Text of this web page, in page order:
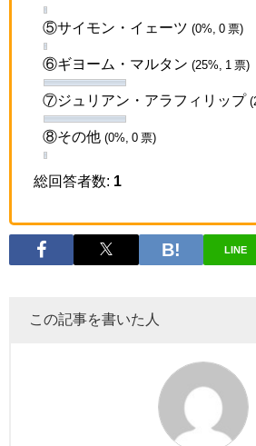
⑤サイモン・イェーツ (0%, 0 票)
⑥ギヨーム・マルタン (25%, 1 票)
⑦ジュリアン・アラフィリップ
⑧その他 (0%, 0 票)
総回答者数: 1
LINE
この記事を書いた人